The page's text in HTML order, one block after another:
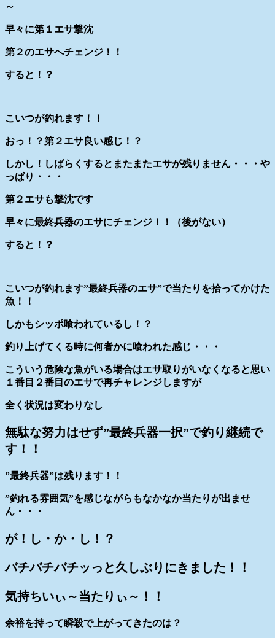
～
早々に第１エサ撃沈
第２のエサへチェンジ！！
すると！？
こいつが釣れます！！
おっ！？第２エサ良い感じ！？
しかし！しばらくするとまたまたエサが残りません・・・や
っぱり・・・
第２エサも撃沈です
早々に最終兵器のエサにチェンジ！！（後がない）
すると！？
こいつが釣れます”最終兵器のエサ”で当たりを拾ってかけた
魚！！
しかもシッポ喰われているし！？
釣り上げてくる時に何者かに喰われた感じ・・・
こういう危険な魚がいる場合はエサ取りがいなくなると思い
１番目２番目のエサで再チャレンジしますが
全く状況は変わりなし
無駄な努力はせず”最終兵器一択”で釣り継続で
す！！
”最終兵器”は残ります！！
”釣れる雰囲気”を感じながらもなかなか当たりが出ませ
ん・・・
が！し・か・し！？
バチバチバチッっと久しぶりにきました！！
気持ちいぃ～当たりぃ～！！
余裕を持って瞬殺で上がってきたのは？